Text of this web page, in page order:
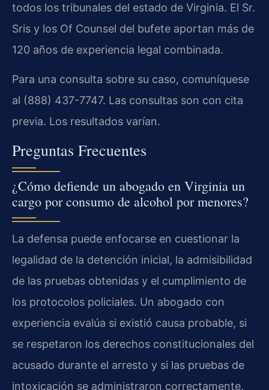
todos los tribunales del estado de Virginia. El Sr.
Sris y los Of Counsel del bufete aportan más de
120 años de experiencia legal combinada.
Para una consulta sobre su caso, comuníquese
al (888) 437-7747. Las consultas son con cita
previa. Los resultados varían.
Preguntas Frecuentes
¿Cómo defiende un abogado en Virginia un
cargo por consumo de alcohol por menores?
La defensa puede enfocarse en cuestionar la
legalidad de la detención inicial, la admisibilidad
de las pruebas obtenidas y el cumplimiento de
los protocolos policiales. Un abogado con
experiencia evalúa si existió causa probable, si
se respetaron los derechos constitucionales del
acusado durante el arresto y si las pruebas de
intoxicación se administraron correctamente.